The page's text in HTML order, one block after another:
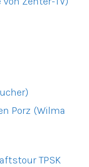
Porz (Wilma
TPSK